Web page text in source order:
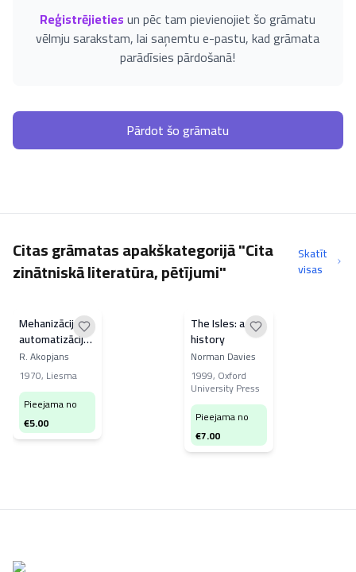
Reģistrējietiesun pēc tam pievienojiet šo grāmatu
vēlmju sarakstam, lai saņemtu e-pastu, kad grāmata
parādīsies pārdošanā!
Pārdot šo grāmatu
Citas grāmatas apakškategorijā "Cita
zinātniskā literatūra, pētījumi"
Skatīt
visas
Mehanizācija un
automatizācija
segtajās
platībās
R. Akopjans
1970, Liesma
Pieejama no
€5.00
The Isles: a
history
Norman Davies
1999, Oxford
University Press
Pieejama no
€7.00